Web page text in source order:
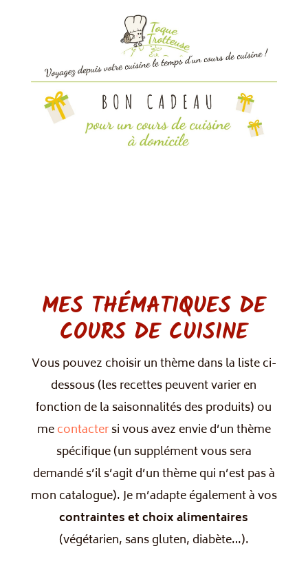
MES THÉMATIQUES DE
COURS DE CUISINE
Vous pouvez choisir un thème dans la liste ci-
dessous (les recettes peuvent varier en
fonction de la saisonnalités des produits) ou
mecontactersi vous avez envie d’un thème
spécifique (un supplément vous sera
demandé s’il s’agit d’un thème qui n’est pas à
mon catalogue).Je m’adapte également à vos
contraintes et choix alimentaires
(végétarien, sans gluten, diabète…).